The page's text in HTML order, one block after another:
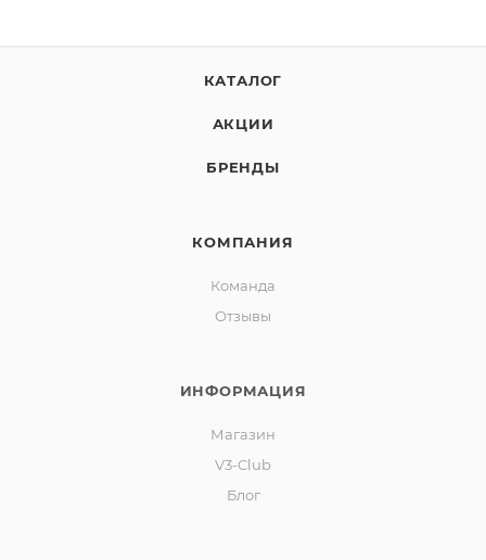
КАТАЛОГ
АКЦИИ
БРЕНДЫ
КОМПАНИЯ
Команда
Отзывы
ИНФОРМАЦИЯ
Магазин
V3-Club
Блог